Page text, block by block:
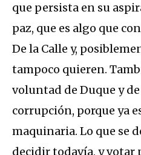
que persista en su
paz, que es algo que
De la Calle y,
tampoco quieren.
voluntad de Duque y
corrupción, porque ya
maquinaria. Lo que se
decidir todavía, y votar